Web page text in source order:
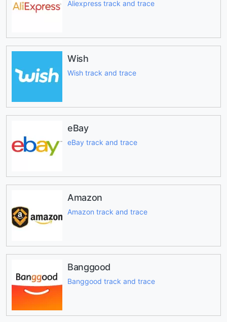
Aliexpress track and trace
Wish
Wish track and trace
eBay
eBay track and trace
Amazon
Amazon track and trace
Banggood
Banggood track and trace